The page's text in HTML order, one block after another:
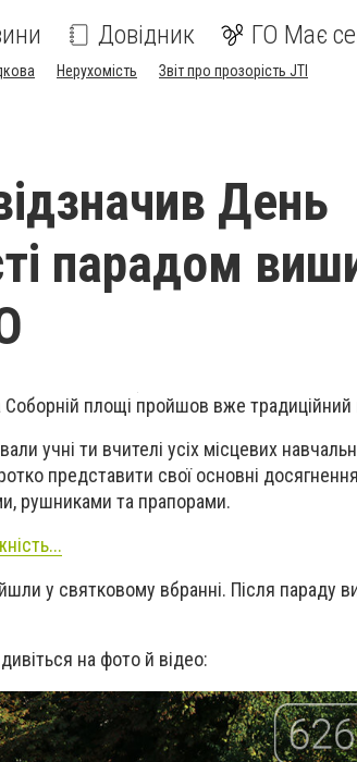
Довідник ГО Має
Нерухомість Звіт про прозорість JTI
День
парадом
площі пройшов вже
учні ти вчителі усіх місцевих
представити свої основні
рушниками та прапорами.
у святковому вбранні. Після параду
на фото й відео: